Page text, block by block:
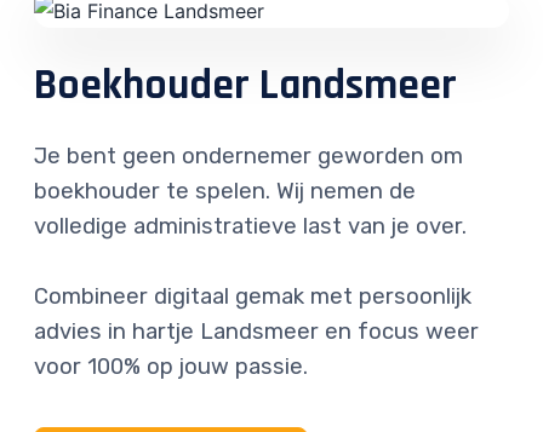
Boekhouder Landsmeer
Je bent geen ondernemer geworden om
boekhouder te spelen. Wij nemen de
volledige administratieve last van je over.
Combineer digitaal gemak met persoonlijk
advies in hartje Landsmeer en focus weer
voor 100% op jouw passie.